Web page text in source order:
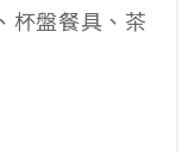
杯盤餐具、茶